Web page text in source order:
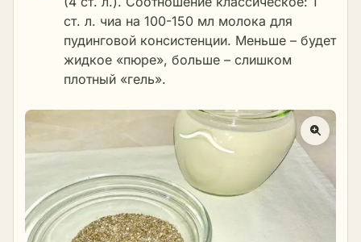
ст. л. чиа на 100-150 мл молока для
пудинговой консистенции. Меньше – будет
жидкое «пюре», больше – слишком
плотный «гель».